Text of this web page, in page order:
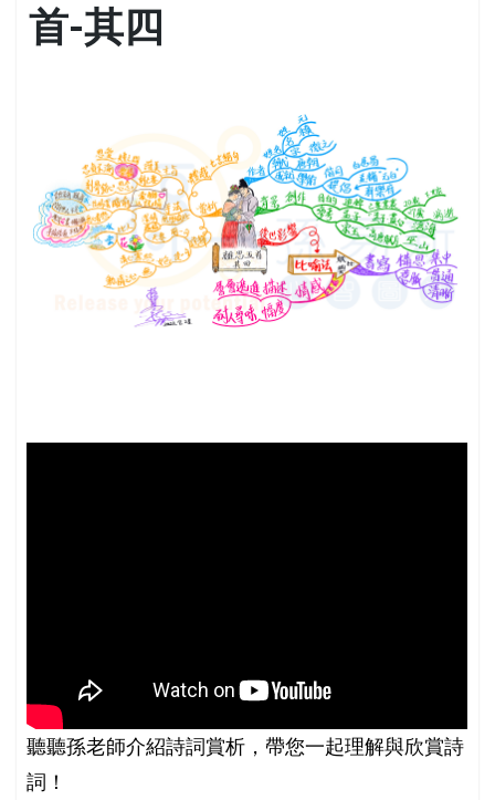
首-其四
聽聽孫老師介紹詩詞賞析，帶您一起理解與欣賞詩
詞！